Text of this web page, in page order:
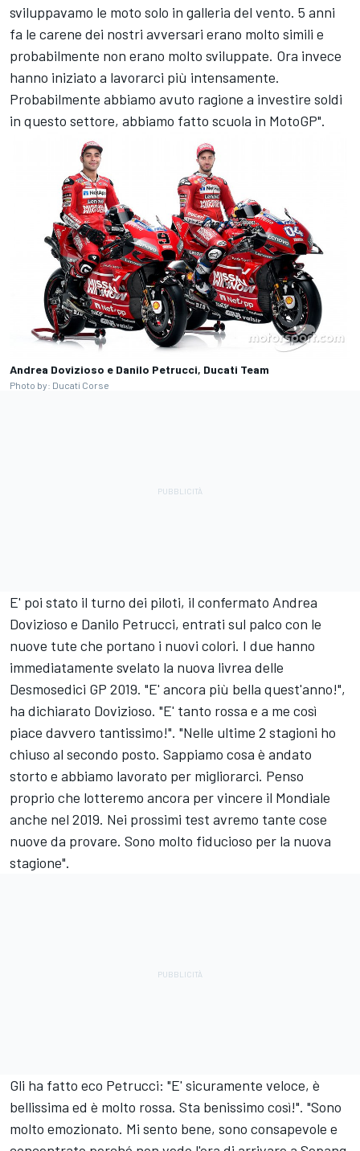
sviluppavamo le moto solo in galleria del vento. 5 anni
fa le carene dei nostri avversari erano molto simili e
probabilmente non erano molto sviluppate. Ora invece
hanno iniziato a lavorarci più intensamente.
Probabilmente abbiamo avuto ragione a investire soldi
in questo settore, abbiamo fatto scuola in MotoGP".
Andrea Dovizioso e Danilo Petrucci, Ducati Team
Photo by: Ducati Corse
E' poi stato il turno dei piloti, il confermato Andrea
Dovizioso e Danilo Petrucci, entrati sul palco con le
nuove tute che portano i nuovi colori. I due hanno
immediatamente svelato la nuova livrea delle
Desmosedici GP 2019. "E' ancora più bella quest'anno!",
ha dichiarato Dovizioso. "E' tanto rossa e a me così
piace davvero tantissimo!". "Nelle ultime 2 stagioni ho
chiuso al secondo posto. Sappiamo cosa è andato
storto e abbiamo lavorato per migliorarci. Penso
proprio che lotteremo ancora per vincere il Mondiale
anche nel 2019. Nei prossimi test avremo tante cose
nuove da provare. Sono molto fiducioso per la nuova
stagione".
Gli ha fatto eco Petrucci: "E' sicuramente veloce, è
bellissima ed è molto rossa. Sta benissimo così!". "Sono
molto emozionato. Mi sento bene, sono consapevole e